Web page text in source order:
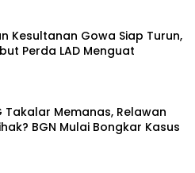
Kesultanan Gowa Siap Turun,
Perda LAD Menguat
Takalar Memanas, Relawan
BGN Mulai Bongkar Kasus